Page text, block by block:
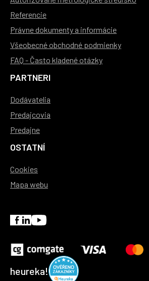
Referencie
Právne dokumenty a informácie
Všeobecné obchodné podmienky
FAQ - Často kladené otázky
PARTNERI
Dodávatelia
Predajcovia
Predajne
OSTATNÍ
Cookies
Mapa webu
heureka!